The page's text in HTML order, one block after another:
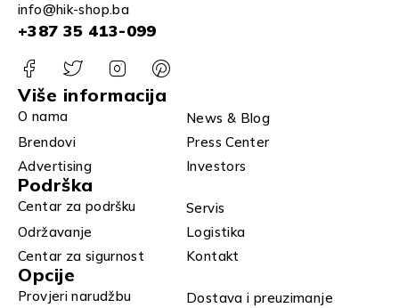
info@hik-shop.ba
+387 35 413-099
Više informacija
O nama
News & Blog
Brendovi
Press Center
Advertising
Investors
Podrška
Centar za podršku
Servis
Održavanje
Logistika
Centar za sigurnost
Kontakt
Opcije
Provjeri narudžbu
Dostava i preuzimanje